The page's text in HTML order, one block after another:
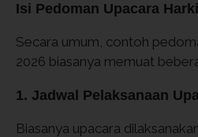
Isi Pedoman Upacara
Secara umum, contoh
2026 biasanya memuat
1. Jadwal Pelaksanaan
Biasanya upacara